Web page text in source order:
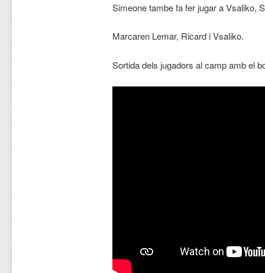
Simeone tambe fa fer jugar a Vsaliko,
Marcaren Lemar, Ricard i Vsaliko.
Sortida dels jugadors al camp amb el